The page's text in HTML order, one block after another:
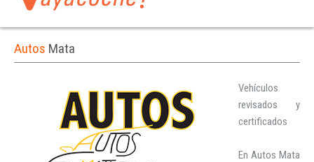
Autos Mata
Vehículos
revisados y
certificados
En Autos Mata